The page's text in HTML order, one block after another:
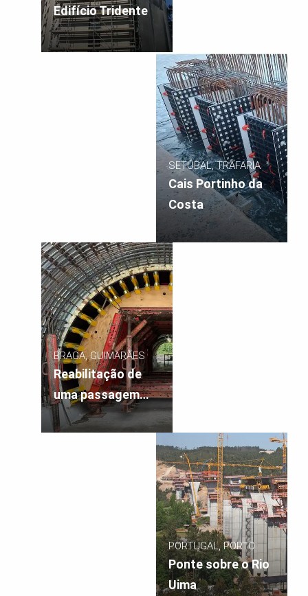
Edifício Tridente
SETÚBAL, TRAFARIA
Cais Portinho da
Costa
BRAGA, GUIMARÃES
Reabilitação de
uma passagem
agrícola
PORTUGAL, PORTO
Ponte sobre o Rio
Uima